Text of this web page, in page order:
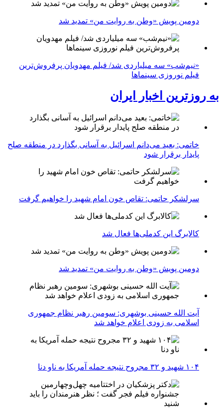
دومین پویش «وطن به روایت من» تمدید شد
«نیم‌شب» سه میلیاردی شد/ فیلم مهدویان پرفروش‌ترین
فیلم نوروزی سینماها
به روزترین اخبار ایران
خاتمی: بعید می‌دانم اسرائیل به آسانی بگذارد در منطقه صلح
پایدار برقرار شود
سرلشکر حاتمی: تقاص خون امام شهید را خواهیم گرفت
کالابرگ این کدملی‌ها فعال شد
دومین پویش «وطن به روایت من» تمدید شد
آیت الله حسینی بوشهری: سومین رهبر نظام جمهوری
اسلامی به زودی اعلام خواهد شد
۱۰۴ شهید و ۳۲ مجروح نتیجه حمله آمریکا به ناو دنا